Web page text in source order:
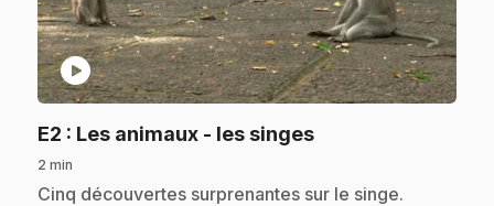
play_circle
E2 : Les animaux - les singes.
2 min
.Cinq découvertes surprenantes sur le singe.